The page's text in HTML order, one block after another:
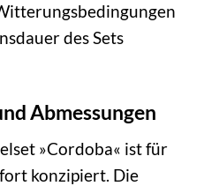
des Sets
Abmessungen
»Cordoba« ist für
konzipiert. Die